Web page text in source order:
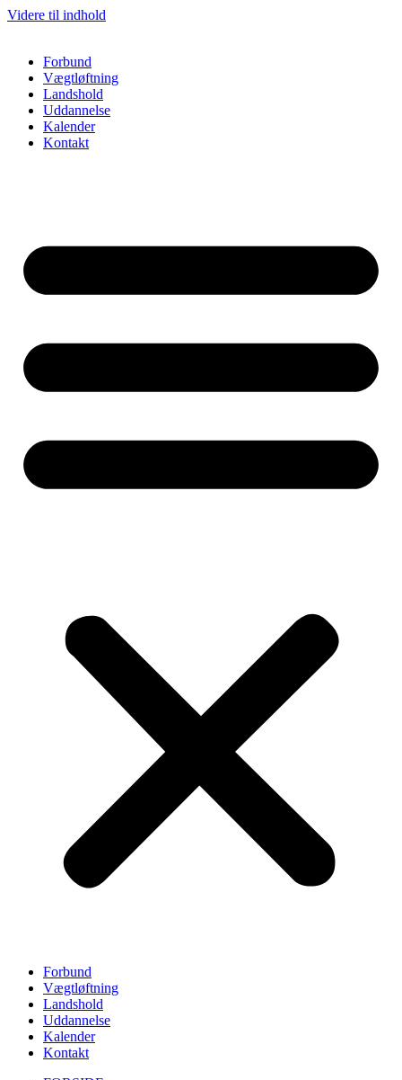
Videre til indhold
Forbund
Vægtløftning
Landshold
Uddannelse
Kalender
Kontakt
Forbund
Vægtløftning
Landshold
Uddannelse
Kalender
Kontakt